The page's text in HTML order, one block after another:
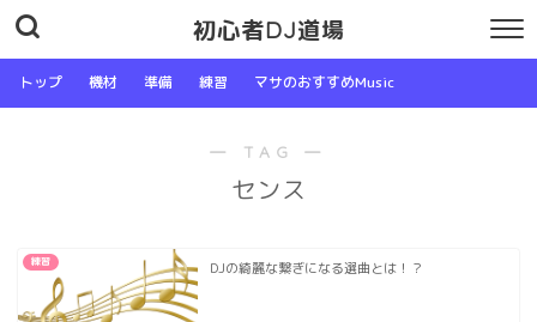
初心者DJ道場
トップ 機材 準備 練習 マサのおすすめMusic
― TAG ―
センス
練習 DJの綺麗な繋ぎになる選曲とは！？